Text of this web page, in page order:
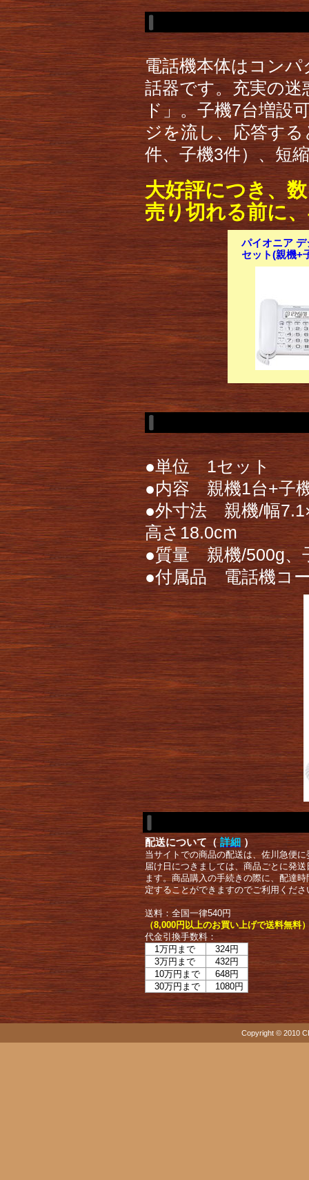
電話機本体はコン
話器です。充実の
ド」。子機7台増設
ジを流し、応答す
件、子機3件）、短
大好評につき、
売り切れる前に
パイオニア
セット(親機+
●単位 1セット
●内容 親機1台+子
●外寸法 親機/幅
高さ18.0cm
●質量 親機/500g、
●付属品 電話機コ
配送について（ 詳細 ）
当サイトでの商品の配送は、佐川急便
届け日につきましては、商品ごとに発
ます。商品購入の手続きの際に、配達
定することができますのでご利用くださ
送料：全国一律540円
（8,000円以上のお買い上げで送料無料
代金引換手数料：
1万円まで
324円
3万円まで
432円
10万円まで
648円
30万円まで
1080円
Copyright © 2010